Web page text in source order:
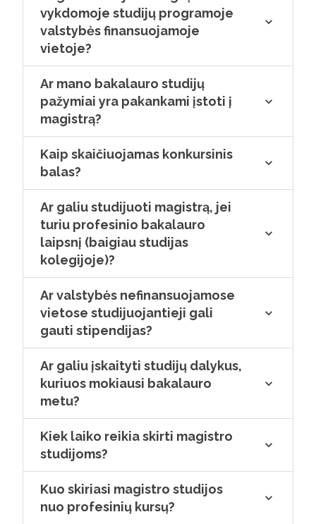
vykdomoje studijų programoje
valstybės finansuojamoje
vietoje?
Ar mano bakalauro studijų
pažymiai yra pakankami įstoti į
magistrą?
Kaip skaičiuojamas konkursinis
balas?
Ar galiu studijuoti magistrą, jei
turiu profesinio bakalauro
laipsnį (baigiau studijas
kolegijoje)?
Ar valstybės nefinansuojamose
vietose studijuojantieji gali
gauti stipendijas?
Ar galiu įskaityti studijų dalykus,
kuriuos mokiausi bakalauro
metu?
Kiek laiko reikia skirti magistro
studijoms?
Kuo skiriasi magistro studijos
nuo profesinių kursų?